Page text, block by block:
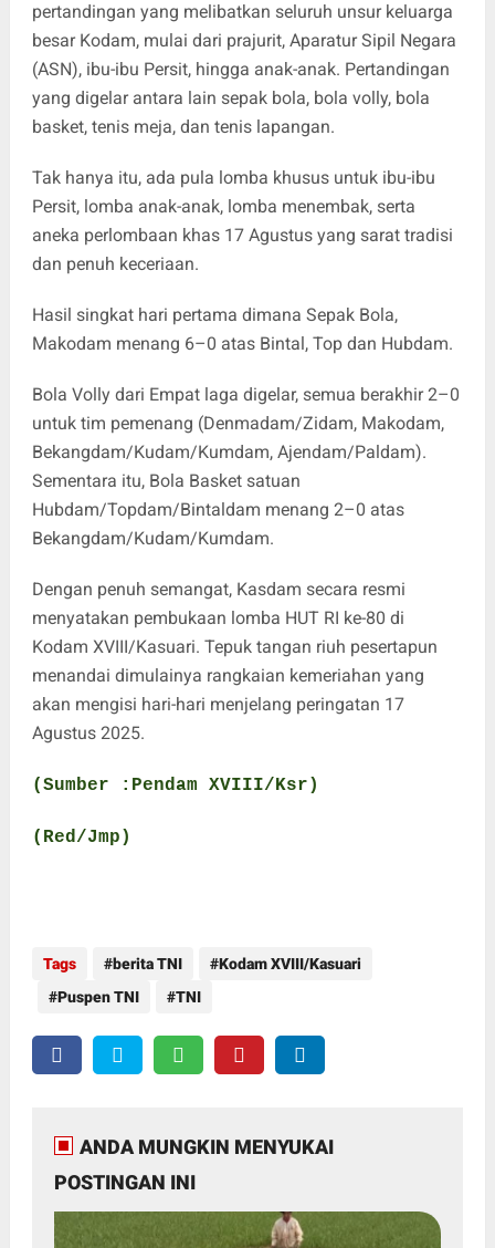
pertandingan yang melibatkan seluruh unsur keluarga
besar Kodam, mulai dari prajurit, Aparatur Sipil Negara
(ASN), ibu-ibu Persit, hingga anak-anak. Pertandingan
yang digelar antara lain sepak bola, bola volly, bola
basket, tenis meja, dan tenis lapangan.
Tak hanya itu, ada pula lomba khusus untuk ibu-ibu
Persit, lomba anak-anak, lomba menembak, serta
aneka perlombaan khas 17 Agustus yang sarat tradisi
dan penuh keceriaan.
Hasil singkat hari pertama dimana Sepak Bola,
Makodam menang 6–0 atas Bintal, Top dan Hubdam.
Bola Volly dari Empat laga digelar, semua berakhir 2–0
untuk tim pemenang (Denmadam/Zidam, Makodam,
Bekangdam/Kudam/Kumdam, Ajendam/Paldam).
Sementara itu, Bola Basket satuan
Hubdam/Topdam/Bintaldam menang 2–0 atas
Bekangdam/Kudam/Kumdam.
Dengan penuh semangat, Kasdam secara resmi
menyatakan pembukaan lomba HUT RI ke-80 di
Kodam XVIII/Kasuari. Tepuk tangan riuh pesertapun
menandai dimulainya rangkaian kemeriahan yang
akan mengisi hari-hari menjelang peringatan 17
Agustus 2025.
(Sumber :Pendam XVIII/Ksr)
(Red/Jmp)
Tags berita TNI
Kodam XVIII/Kasuari
Puspen TNI
TNI
ANDA MUNGKIN MENYUKAI
POSTINGAN INI